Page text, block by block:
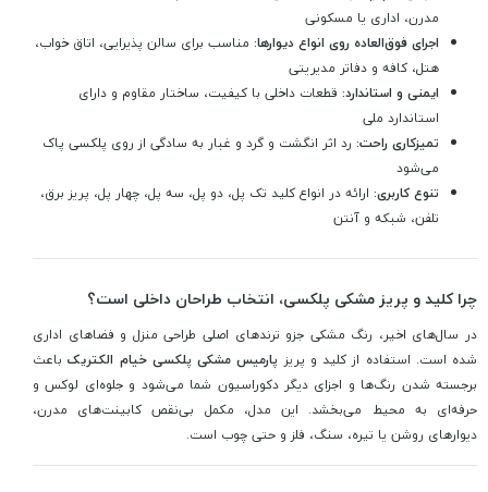
مدرن، اداری یا مسکونی
اجرای فوق‌العاده روی انواع دیوارها: مناسب برای سالن پذیرایی، اتاق خواب،
هتل، کافه و دفاتر مدیریتی
ایمنی و استاندارد: قطعات داخلی با کیفیت، ساختار مقاوم و دارای
استاندارد ملی
تمیزکاری راحت: رد اثر انگشت و گرد و غبار به سادگی از روی پلکسی پاک
می‌شود
تنوع کاربری: ارائه در انواع کلید تک پل، دو پل، سه پل، چهار پل، پریز برق،
تلفن، شبکه و آنتن
چرا کلید و پریز مشکی پلکسی، انتخاب طراحان داخلی است؟
در سال‌های اخیر، رنگ مشکی جزو ترندهای اصلی طراحی منزل و فضاهای اداری
شده است. استفاده از کلید و پریز پارمیس مشکی پلکسی خیام الکتریک باعث
برجسته شدن رنگ‌ها و اجزای دیگر دکوراسیون شما می‌شود و جلوه‌ای لوکس و
حرفه‌ای به محیط می‌بخشد. این مدل، مکمل بی‌نقص کابینت‌های مدرن،
دیوارهای روشن یا تیره، سنگ، فلز و حتی چوب است.